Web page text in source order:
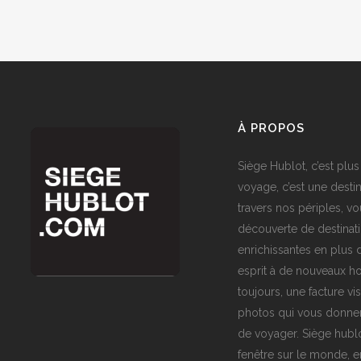
À PROPOS
Siège Hublot, c’est
voyage, c’est une
travers nos périples,
découverte de
enrichissantes en plus
esprit à de nouveaux
toujours, une facture
photos qui vous
de voyager. Siège
fenêtre sur le monde,